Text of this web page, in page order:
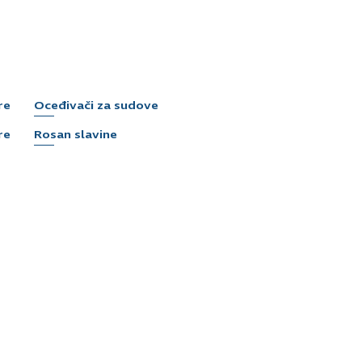
Oceđivači za sudove
Rosan slavine